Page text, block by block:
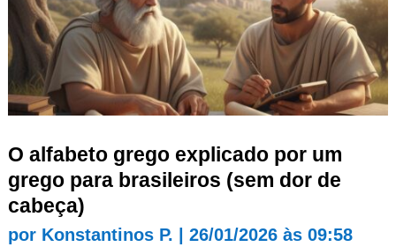
O alfabeto grego explicado por um
grego para brasileiros (sem dor de
cabeça)
por Konstantinos P. 26/01/2026 às 09:58